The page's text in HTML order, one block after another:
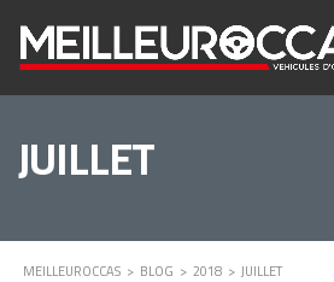
JUILLET
MEILLEUROCCAS > BLOG > 2018 > JUILLET